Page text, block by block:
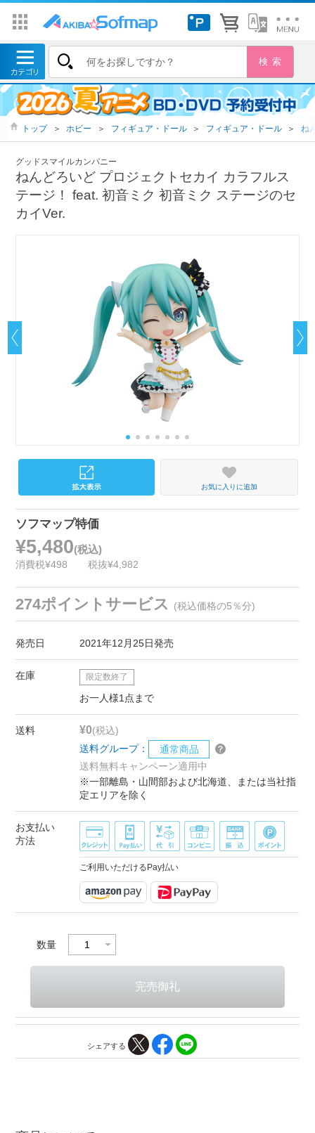
トップ ＞ ホビー ＞ フィギュア・ドール ＞ フィギュア・ドール ＞ ね
グッドスマイルカンパニー
ねんどろいど プロジェクトセカイ カラフルス
テージ！ feat. 初音ミク 初音ミク ステージのセ
カイVer.
お気に入りに追加
ソフマップ特価
¥5,480(税込)
消費税¥498 税抜¥4,982
274ポイントサービス (税込価格の5％分)
発売日 2021年12月25日発売
在庫 限定数終了
お一人様1点まで
送料 ¥0(税込)
送料グループ：
通常商品
送料無料キャンペーン適用中
※一部離島・山間部および北海道、または当社指
定エリアを除く
お支払い
方法
ご利用いただけるPay払い
数量
シェアする